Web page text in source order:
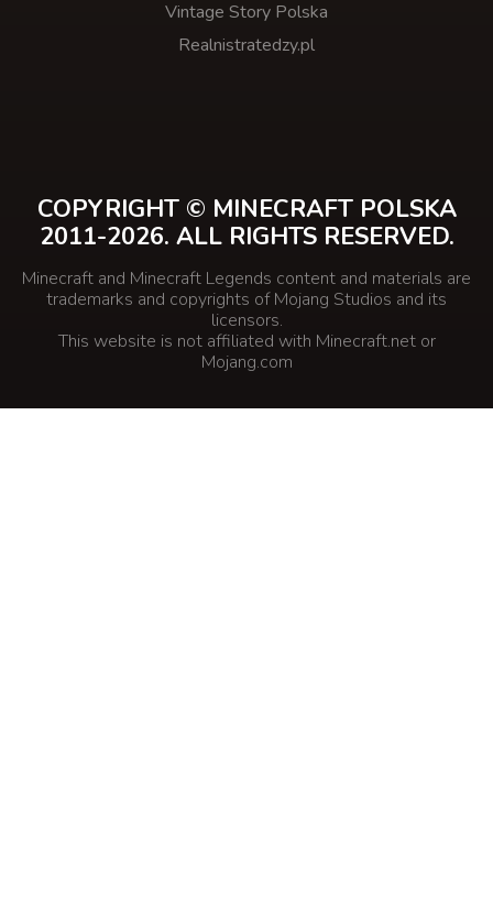
Vintage Story Polska
Realnistratedzy.pl
COPYRIGHT © MINECRAFT POLSKA
2011-2026. ALL RIGHTS RESERVED.
Minecraft and Minecraft Legends content and materials are
trademarks and copyrights of Mojang Studios and its
licensors.
This website is not affiliated with Minecraft.net or
Mojang.com